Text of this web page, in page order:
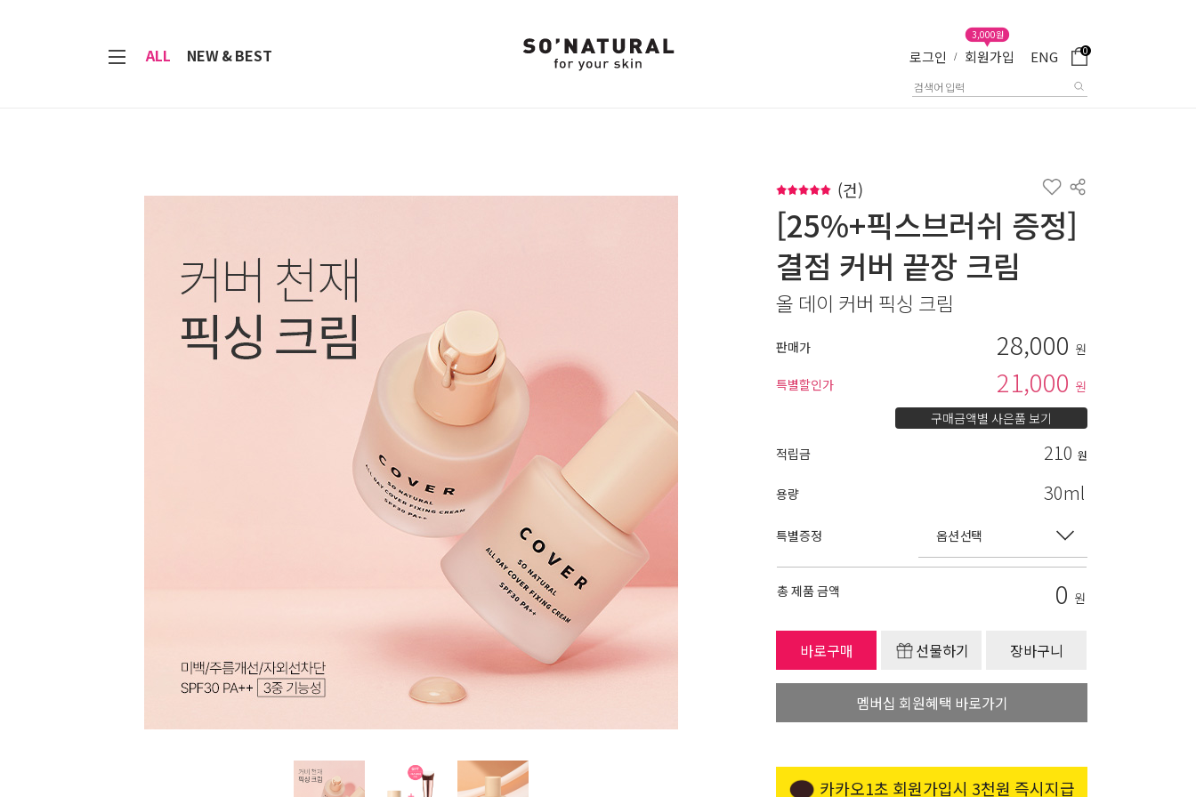
ALL NEW & BEST 로그인 / 회원가입
3,000원
ENG 0
(건)
[25%+픽스브러쉬 증정]
결점 커버 끝장 크림
올 데이 커버 픽싱 크림
판매가 28,000 원
특별할인가
21,000 원
구매금액별 사은품 보기
적립금
210 원
용량 30ml
특별증정
총 제품 금액 0 원
바로구매 선물하기 장바구니
멤버십 회원혜택 바로가기
카카오1초 회원가입시 3천원 즉시지급